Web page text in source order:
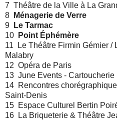
7 Théâtre de la Ville à La
8
Ménagerie de Verre
9
Le Tarmac
10
Point Éphémère
11 Le Théâtre Firmin Gémier /
Malabry
12 Opéra de Paris
13 June Events - Cartoucherie
14 Rencontres
Saint-Denis
15 Espace Culturel Bertin
16 La Briqueterie & Théâtre